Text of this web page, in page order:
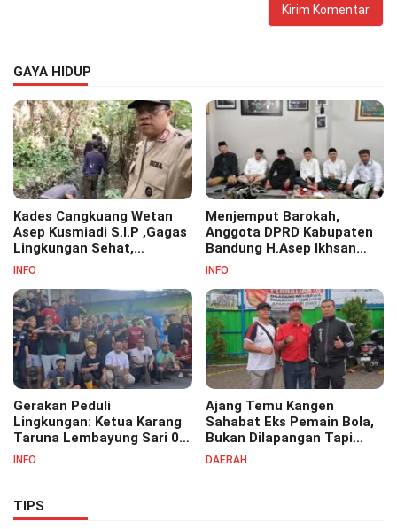
GAYA HIDUP
Kades Cangkuang Wetan
Asep Kusmiadi S.I.P ,Gagas
Lingkungan Sehat,
Bersihkan Saluran Air di RW
INFO
Menjemput Barokah,
Anggota DPRD Kabupaten
Bandung H.Asep Ikhsan
S.Pd.M.M Hadiri Haul Akbar
Pesantren Cipasung.
INFO
Gerakan Peduli
Lingkungan: Ketua Karang
Taruna Lembayung Sari 09
Irvan Permana Ajak
INFO
Ajang Temu Kangen
Sahabat Eks Pemain Bola,
Bukan Dilapangan Tapi
Ditongkrongan
DAERAH
TIPS